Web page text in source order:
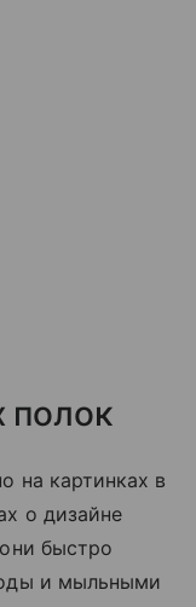
полок
на картинках в
о дизайне
быстро
и мыльными